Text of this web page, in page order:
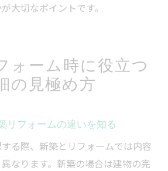
大切なポイントです。
ォーム時に役立つ
の見極め方
リフォームの違いを知る
る際、新築とリフォームでは内容
なります。新築の場合は建物の完